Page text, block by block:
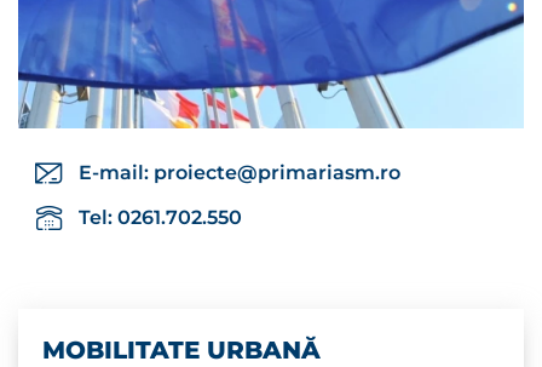
E-mail: proiecte@primariasm.ro
Tel: 0261.702.550
MOBILITATE URBANĂ